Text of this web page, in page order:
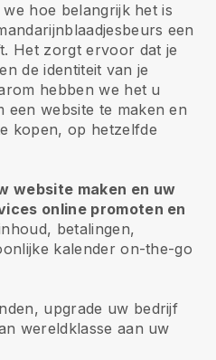
hoe belangrijk het is
een
Het zorgt ervoor dat je
de identiteit van je
hebben we het u
een website te maken en
kopen, op hetzelfde
website maken en uw
online promoten en
betalingen,
kalender on-the-go
upgrade uw bedrijf
wereldklasse aan uw